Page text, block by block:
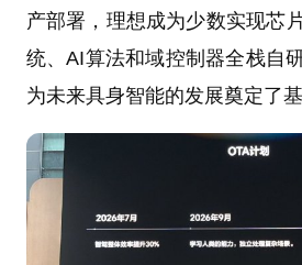
产部署，理想成为少数实现芯
统、AI算法和域控制器全栈自
为未来具身智能的发展奠定了基